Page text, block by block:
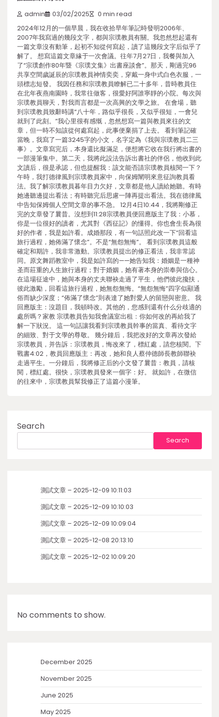
admin 03/02/2025 0 min read
2024年12月的一個早晨，我在收拾早年筆記時發明2006年、
2007年我寫過的幾段文字，都與宗璞教員有關。我忽然想起還有
一篇文章沒有動筆，起初不知從何寫起，讀了這幾段文字后似乎了
解了。 想寫這篇文章緣于一次會議。往年7月27日，我餐與加入
了“宗璞創作80年暨《宗璞文集》出書座談會”。那天，剛過完96
共享空間歲誕辰的宗璞教員神情奕奕，穿戴一身中式白色衣服，一
頭標志短發。 我因任務和宗璞教員瞭解已二十多年，昔時教員住
在北年夜燕南園時，我常往做客，很愛好阿誰寧靜的小院。每次與
宗璞教員聊天，對我而言都是一次高興的文學之旅。 在會場，聽
到宗璞教員致辭時講“八十年，路似乎很長，又似乎很短，一會兒
就到了此刻。”我心里很有感慨，忽然想寫一篇與教員來往的文
章，但一時不知該從何處寫起，此事便棄捐了上去。 看到筆記確
當晚，我寫了一篇3245字的小文，名字定為《我與宗璞教員二三
事》。文章寫完后，本身還比擬滿足，便想將它收在我行將出書的
一部漫筆集中。第二天，我將此設法告訴出書社的伴侶，他收到此
文讀后，很是承認，但也提醒我：該文能否請宗璞教員核閱一下？
午時，我打德律風到宗璞教員家中，向保姆闡明來意征詢教員看
法。我了解宗璞教員暮年目力欠好，文章都是他人讀給她聽。有時
她邊聽邊提出看法；有時聽完后思慮一陣再提出看法。我在德律風
中告知保姆個人空間文章的事不急。 12月4日10:44，我將剛修正
完的文章發了曩昔。沒想到11:28宗璞教員便回應版主了我：小慕，
你是一位很好的讀者，尤其對《西征記》的懂得。你也會生長為很
好的作者，我是如許看。成婚那段，有一句話照此改一下“回看這
旅行過程，她佈滿了懷念”。不是“無怨無悔”。 看到宗璞教員這般
確定和期許，我非常激動。宗璞教員提出的修正看法，我非常認
同。原文舞蹈教室中，我是如許寫的——她告知我：婚姻是一種神
圣而莊重的人生旅行過程；對于婚姻，她有著本身的崇奉與信心。
在這場征途中，她與本身的丈夫聯袂走過了平生，他們彼此攙扶，
彼此激勵，回看這旅行過程，她無怨無悔。“無怨無悔”四字似顯通
俗而缺少深度；“佈滿了懷念”則表達了她對愛人的留戀與密意。 我
回應版主：沒題目，我頓時改。其他的，您感到還有什么分歧適的
處所嗎？家教 宗璞教員告知我會議室出租：你如何改的再給我了
解一下狀況。 這一句話讓我看到宗璞教員幹事的當真、看待文字
的細致、對于文學的尊敬。 幾分鐘后，我把改好的文章再次發給
宗璞教員，并告訴：宗璞教員，悔改來了，標紅處，請您核閱。下
戰書4:02，教員回應版主：再改，她和良人蔡仲德師長教師聯袂
走過平生。一分鐘后，我將修正后的小文發了曩昔：教員，請核
閱，標紅處。很快，宗璞教員發來一個字：好。 就如許，在微信
的往來中，宗璞教員幫我修正了這篇小漫筆。
Search
Search
測試文章 – 2025-12-09 10:11:03
測試文章 – 2025-12-09 10:10:03
測試文章 – 2025-12-09 10:09:04
測試文章 – 2025-12-08 20:13:10
測試文章 – 2025-12-02 10:09:20
No comments to show.
December 2025
November 2025
June 2025
May 2025